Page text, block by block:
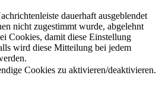
dauerhaft ausgeblendet
nicht zugestimmt wurde, abgelehnt
Cookies, damit diese Einstellung
wird diese Mitteilung bei jedem
Cookies zu aktivieren/deaktivieren.